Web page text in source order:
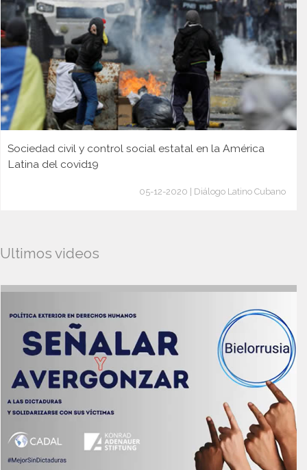
Sociedad civil y control social estatal en la América
Latina del covid19
05-12-2020 | Diálogo Latino Cubano
Ultimos videos